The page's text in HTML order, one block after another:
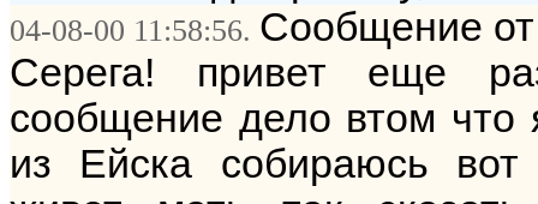
04-08-00 11:58:56. Сообщение
Cерега! привет еще
сообщение дело втом
из Ейска собираюсь вот